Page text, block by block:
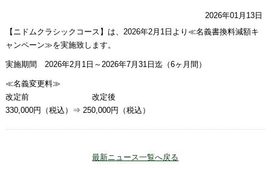
2026年01月13日
【ニドムクラシックコース】は、2026年2月1日より≪名義書換料減額キ
ャンペーン≫を実施致します。
実施期間 2026年2月1日～2026年7月31日迄（6ヶ月間）
≪名義変更料≫
改定前 改定後
330,000円（税込）⇒ 250,000円（税込）
最新ニュース一覧へ戻る